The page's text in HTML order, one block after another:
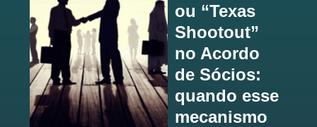
ou “Texas
Shootout”
no Acordo
de Sócios:
quando esse
mecanismo